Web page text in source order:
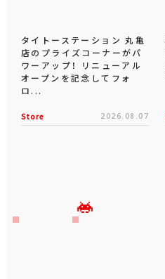
タイトーステーション 丸亀
店のプライズコーナーがパ
ワーアップ！ リニューアル
オープンを記念してフォ
ロ...
Store 2026.08.07